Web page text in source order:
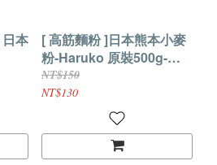
[ 高筋麵粉 ]日本熊本小麥
粉-Haruko 原裝500g-新
品上市優惠價
NT$150
NT$130